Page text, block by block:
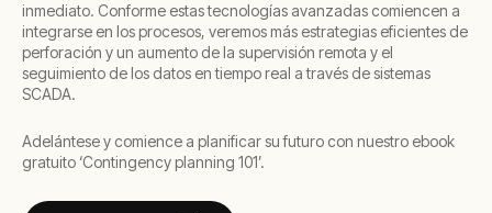
inmediato. Conforme estas tecnologías avanzadas comiencen a
integrarse en los procesos, veremos más estrategias eficientes de
perforación y un aumento de la supervisión remota y el
seguimiento de los datos en tiempo real a través de sistemas
SCADA.
Adelántese y comience a planificar su futuro con nuestro ebook
gratuito ‘Contingency planning 101’.